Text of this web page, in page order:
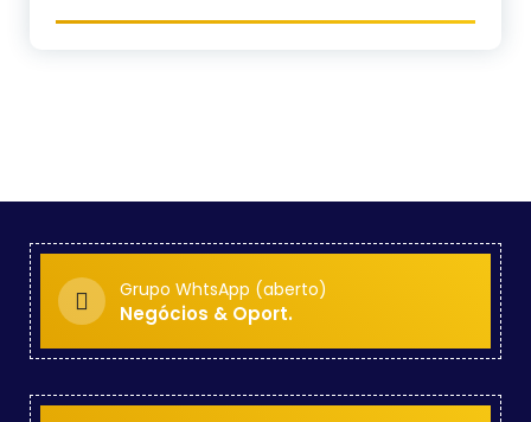
Grupo WhtsApp (aberto)
Negócios & Oport.